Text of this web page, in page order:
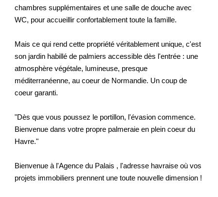
chambres supplémentaires et une salle de douche avec
WC, pour accueillir confortablement toute la famille.
Mais ce qui rend cette propriété véritablement unique, c'est
son jardin habillé de palmiers accessible dès l'entrée : une
atmosphère végétale, lumineuse, presque
méditerranéenne, au coeur de Normandie. Un coup de
coeur garanti.
"Dès que vous poussez le portillon, l'évasion commence.
Bienvenue dans votre propre palmeraie en plein coeur du
Havre."
Bienvenue à l'Agence du Palais , l'adresse havraise où vos
projets immobiliers prennent une toute nouvelle dimension !